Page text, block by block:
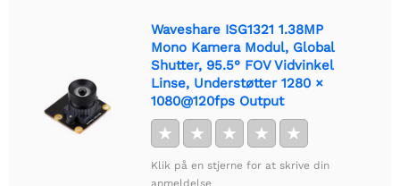
Waveshare ISG1321 1.38MP
Mono Kamera Modul, Global
Shutter, 95.5° FOV Vidvinkel
Linse, Understøtter 1280 ×
1080@120fps Output
★ ★ ★ ★ ★
Klik på en stjerne for at skrive din